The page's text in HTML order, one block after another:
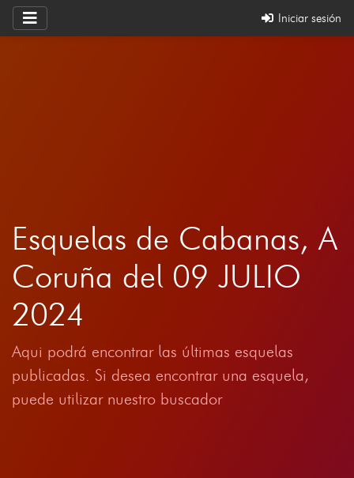
Iniciar sesión
Esquelas de Cabanas, A
Coruña del 09 JULIO
2024
Aqui podrá encontrar las últimas esquelas
publicadas. Si desea encontrar una esquela,
puede utilizar nuestro buscador